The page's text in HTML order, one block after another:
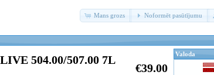
Mans grozs Noformēt pasūtījumu
€39.00
504.00/507.00 7L Valoda